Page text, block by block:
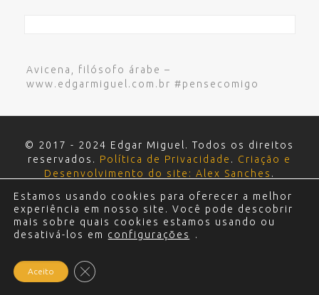
Avicena, filósofo árabe –
www.edgarmiguel.com.br #pensecomigo
© 2017 - 2024 Edgar Miguel. Todos os direitos
reservados. Política de Privacidade . Criação e
Desenvolvimento do site: Alex Sanches .
Estamos usando cookies para oferecer a melhor
experiência em nosso site. Você pode descobrir
mais sobre quais cookies estamos usando ou
desativá-los em configurações .
Aceito Close GDPR Cookie Banner